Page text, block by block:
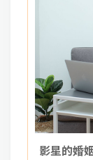
影星的婚